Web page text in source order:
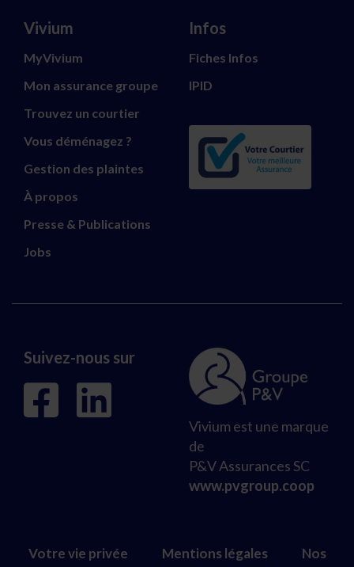
Vivium
MyVivium
Mon assurance groupe
Trouvez un courtier
Vous déménagez ?
Gestion des plaintes
À propos
Presse & Publications
Jobs
Infos
Fiches Infos
IPID
Suivez-nous sur
Vivium est une marque
de
P&V Assurances SC
www.pvgroup.coop
Votre vie privée Mentions légales
Nos